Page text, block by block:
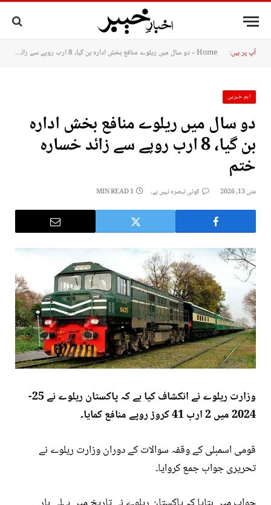
آپ پر ہیں: Home
»دو سال میں ریلوے منافع بخش ادارہ بن گیا، 8 ارب روپے سے زائد خسارہ ختم
اہم خبریں
دو سال میں ریلوے منافع بخش ادارہ
بن گیا، 8 ارب روپے سے زائد خسارہ
ختم
مئی 13, 2026 کوئی تبصرہ نہیں ہے۔ 1 MIN READ
وزارت ریلوے نے انکشاف کیا ہے کہ پاکستان ریلوے نے 25-
2024 میں 2 ارب 41 کروڑ روپے منافع کمایا۔
قومی اسمبلی کے وقفہ سوالات کے دوران وزارت ریلوے نے
تحریری جواب جمع کروایا۔